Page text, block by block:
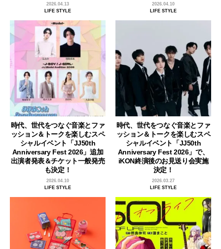
2026.04.13
LIFE STYLE
2026.04.10
LIFE STYLE
時代、世代をつなぐ音楽とファ
ッション＆トークを楽しむスペ
シャルイベント「JJ50th
Anniversary Fest 2026」追加
出演者発表＆チケット一般発売
も決定！
2026.04.10
LIFE STYLE
時代、世代をつなぐ音楽とファ
ッション＆トークを楽しむスペ
シャルイベント「JJ50th
Anniversary Fest 2026」で、
iKON終演後のお見送り会実施
決定！
2026.03.27
LIFE STYLE